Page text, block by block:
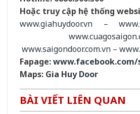
Hoặc truy cập hệ thống
www.giahuydoor.vn –
www.saigondoor.com.vn –
Fapage:www.facebook.com/
Maps: Gia Huy Door
BÀI VIẾT LIÊN QUAN